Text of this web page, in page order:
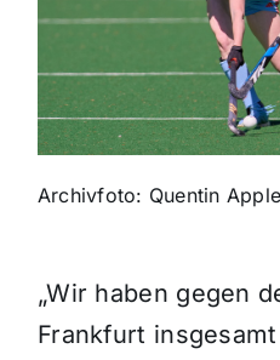
Polizeimeldungen
Themen und Termine
Archivfoto: Quentin
„Wir haben gegen
Frankfurt